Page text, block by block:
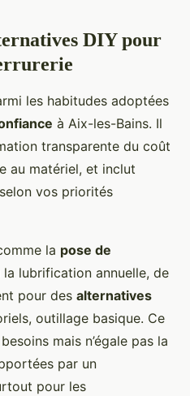
DIY pour
les habitudes adoptées
à Aix-les-Bains. Il
transparente du coût
au matériel, et inclut
vos priorités
la pose de
la lubrification annuelle, de
pour des alternatives
outillage basique. Ce
mais n’égale pas la
par un
pour les